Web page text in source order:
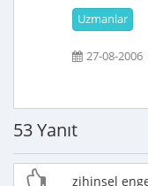
Uzmanlar
27-08-2006
53 Yanıt
zihinsel